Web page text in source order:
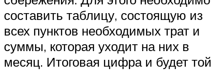
составить таблицу, состоящую из
всех пунктов необходимых трат и
суммы, которая уходит на них в
месяц. Итоговая цифра и будет той